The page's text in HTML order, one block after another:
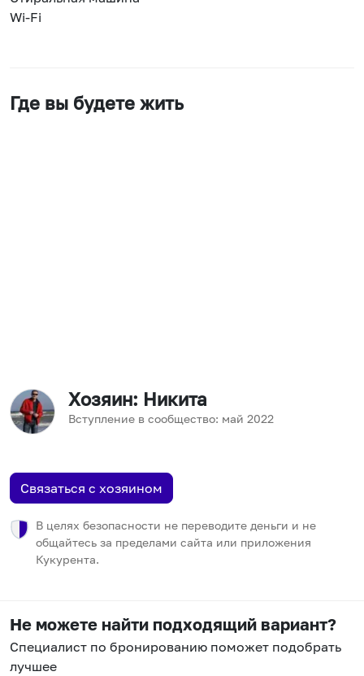
Wi-Fi
Где вы будете жить
Хозяин: Никита
Вступление в сообщество: май 2022
Связаться с хозяином
В целях безопасности не переводите деньги и не
общайтесь за пределами сайта или приложения
Кукурента.
Не можете найти подходящий вариант?
Специалист по бронированию поможет подобрать
лучшее